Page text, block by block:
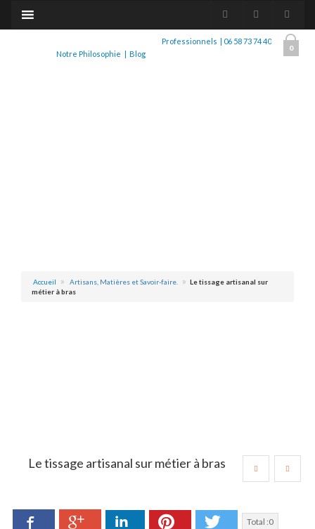
0
Notre Philosophie | Blog
Professionnels | 06 58 73 74 40
Accueil Artisans, Matières et Savoir-faire.
Le tissage artisanal sur
métier à bras
Le tissage artisanal sur métier à bras
Facebook Google+ LinkedIn Pinterest Twitter
Total :0